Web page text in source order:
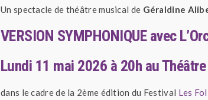
Un spectacle de théâtre musical de Géraldine
VERSION SYMPHONIQUE avec
Lundi 11 mai 2026 à 20h au
dans le cadre de la 2ème édition du Festival Les